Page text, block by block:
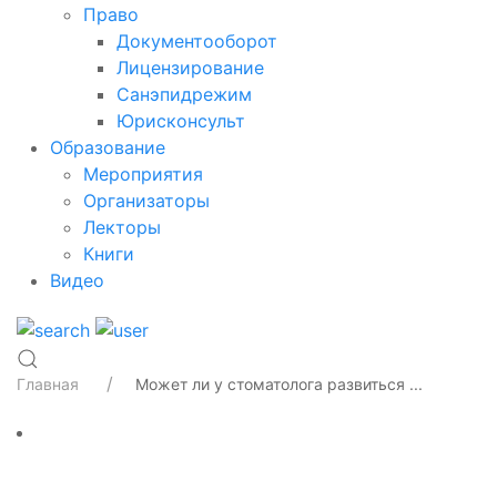
Право
Документооборот
Лицензирование
Санэпидрежим
Юрисконсульт
Образование
Мероприятия
Организаторы
Лекторы
Книги
Видео
Главная Может ли у стоматолога развиться ...